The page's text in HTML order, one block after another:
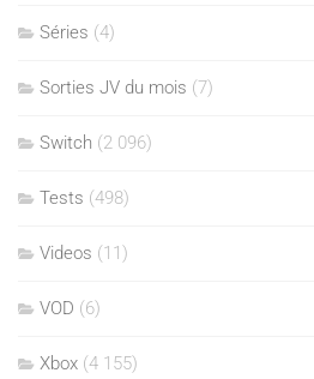
Séries (4)
Sorties JV du mois (7)
Switch (2 096)
Tests (498)
Videos (11)
VOD (6)
Xbox (4 155)